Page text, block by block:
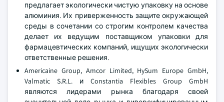
предлагает экологически чистую упаковку на основе
алюминия. Их приверженность защите окружающей
среды в сочетании со строгим контролем качества
делает их ведущим поставщиком упаковки для
фармацевтических компаний, ищущих экологически
ответственные решения.
Americaine Group, Amcor Limited, HySum Europe GmbH,
Valmatic S.R.L. и Constantia Flexibles Group GmbH
являются лидерами рынка благодаря своей